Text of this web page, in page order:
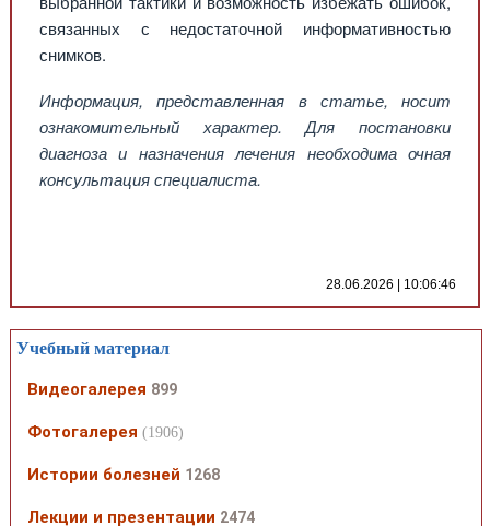
связанных с недостаточной информативностью
снимков.
Информация, представленная в статье, носит
ознакомительный характер. Для постановки
диагноза и назначения лечения необходима очная
консультация специалиста.
28.06.2026 | 10:06:46
Учебный материал
Видеогалерея 899
Фотогалерея (1906)
Истории болезней 1268
Лекции и презентации 2474